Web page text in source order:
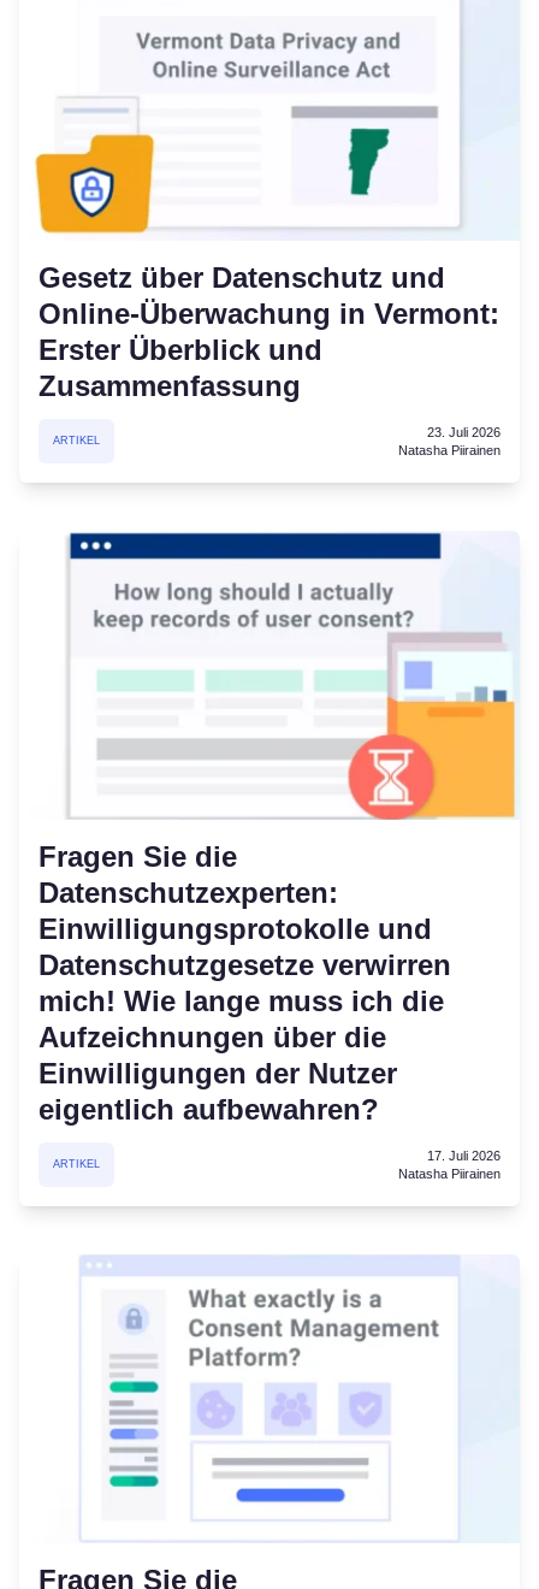
Gesetz über Datenschutz und
Online-Überwachung in Vermont:
Erster Überblick und
Zusammenfassung
ARTIKEL
23. Juli 2026
Natasha Piirainen
Fragen Sie die
Datenschutzexperten:
Einwilligungsprotokolle und
Datenschutzgesetze verwirren
mich! Wie lange muss ich die
Aufzeichnungen über die
Einwilligungen der Nutzer
eigentlich aufbewahren?
ARTIKEL
17. Juli 2026
Natasha Piirainen
Fragen Sie die